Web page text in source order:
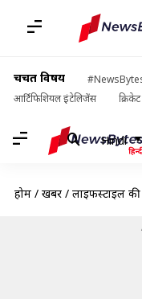
चर्चित विषय
आर्टिफिशियल इंटेलिजेंस
Hindi
होम / खबरें / लाइफस्टाइल